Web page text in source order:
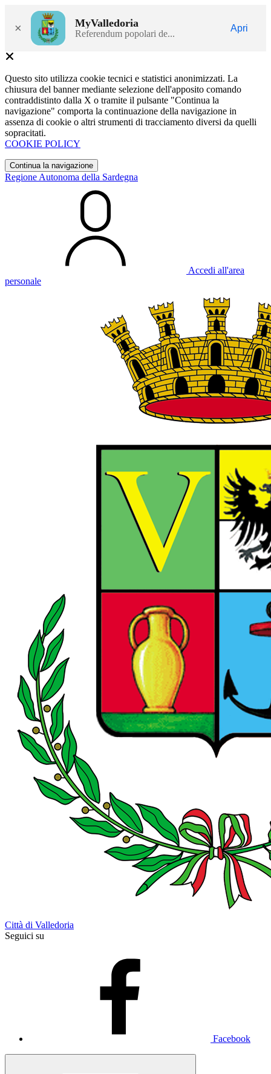
× MyValledoria
Referendum popolari de...
Apri
Questo sito utilizza cookie tecnici e statistici anonimizzati. La
chiusura del banner mediante selezione dell'apposito comando
contraddistinto dalla X o tramite il pulsante "Continua la
navigazione" comporta la continuazione della navigazione in
assenza di cookie o altri strumenti di tracciamento diversi da quelli
sopracitati.
COOKIE POLICY
Continua la navigazione
Regione Autonoma della Sardegna
Accedi all'area
personale
Città di Valledoria
Seguici su
Facebook